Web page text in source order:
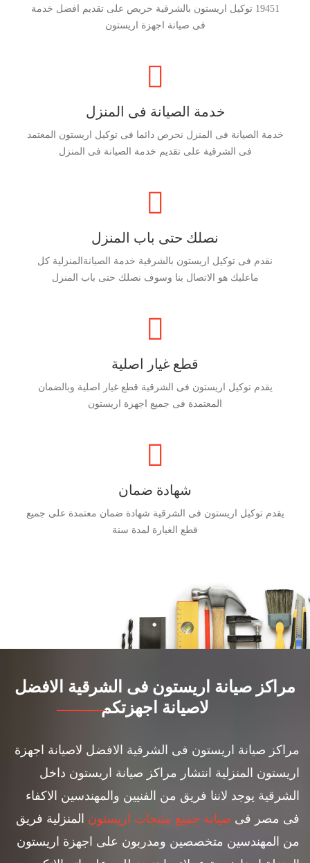
19451 توكيل اريستون بالشرقية حريص على تقديم افضل خدمة
فى صيانة اجهزة اريستون
خدمة الصيانة فى المنزل
خدمة الصيانة فى المنزل نحرص دائما فى توكيل اريستون المعتمد
فى الشرقية على تقديم خدمة الصيانة فى المنزل
نصلك حتى باب المنزل
نقدم فى توكيل اريستون بالشرقية خدمة الصيانةالمنزلية كل
ماعليك هو الاتصال بنا وسوف نصلك حتى باب المنزل
قطع غيار اصلية
يقدم توكيل اريستون فى الشرقية قطع غيار اصلية وبالضمان
المعتمدة فى جميع اجهزة اريستون
شهادة ضمان
يقدم توكيل اريستون فى الشرقية شهادة ضمان معتمدة على جميع
قطع الغيارة لمدة سنة
مراكز صيانة اريستون فى الشرقية الافضل
لاصيانة اجهزتكم
مراكز صيانة اريستون فى الشرقية الافضل لاصيانة اجهزة
اريستون المنزلية انتشار مراكز صيانة اريستون داخل
الشرقية يوجد لاننا فريق من الفنيين والمهندسين الاكفاء
فى مصر فى صيانة جميع منتجات اريستون المنزلية فريق
من المهندسين متخصصين ومدربون على اجهزة اريستون